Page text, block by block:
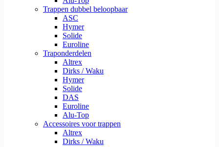
Trappen dubbel beloopbaar
ASC
Hymer
Solide
Euroline
Traponderdelen
Altrex
Dirks / Waku
Hymer
Solide
DAS
Euroline
Alu-Top
Accessoires voor trappen
Altrex
Dirks / Waku